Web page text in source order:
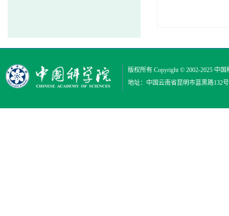
版权所有 Copyright © 2002-2025 中国
地址：中国云南省昆明市蓝黑路